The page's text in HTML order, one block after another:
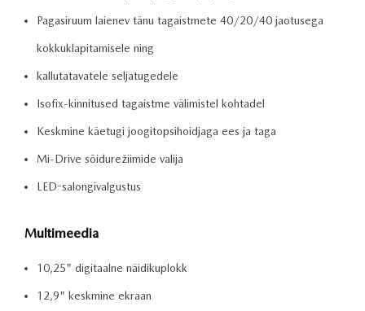
Pagasiruum laienev tänu tagaistmete 40/20/40 jaotusega
kokkuklapitamisele ning
kallutatavatele seljatugedele
Isofix-kinnitused tagaistme välimistel kohtadel
Keskmine käetugi joogitopsihoidjaga ees ja taga
Mi-Drive sõidurežiimide valija
LED-salongivalgustus
Multimeedia
10,25" digitaalne näidikuplokk
12,9" keskmine ekraan